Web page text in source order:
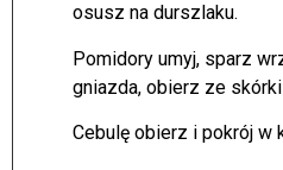
osusz na durszlaku.
Pomidory umyj, sparz
gniazda, obierz ze
Cebulę obierz i pokrój w